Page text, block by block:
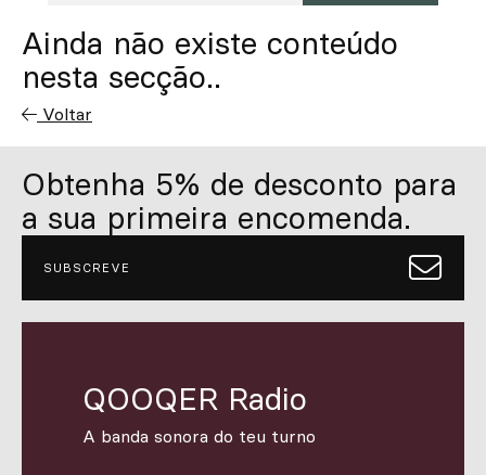
Chef
Personalizado
Inspire-se
Procurar
ES EN FR DE IT
PT
Ainda não existe conteúdo
nesta secção..
Voltar
Obtenha 5% de desconto para
a sua primeira encomenda.
SUBSCREVE
QOOQER Radio
A banda sonora do teu turno